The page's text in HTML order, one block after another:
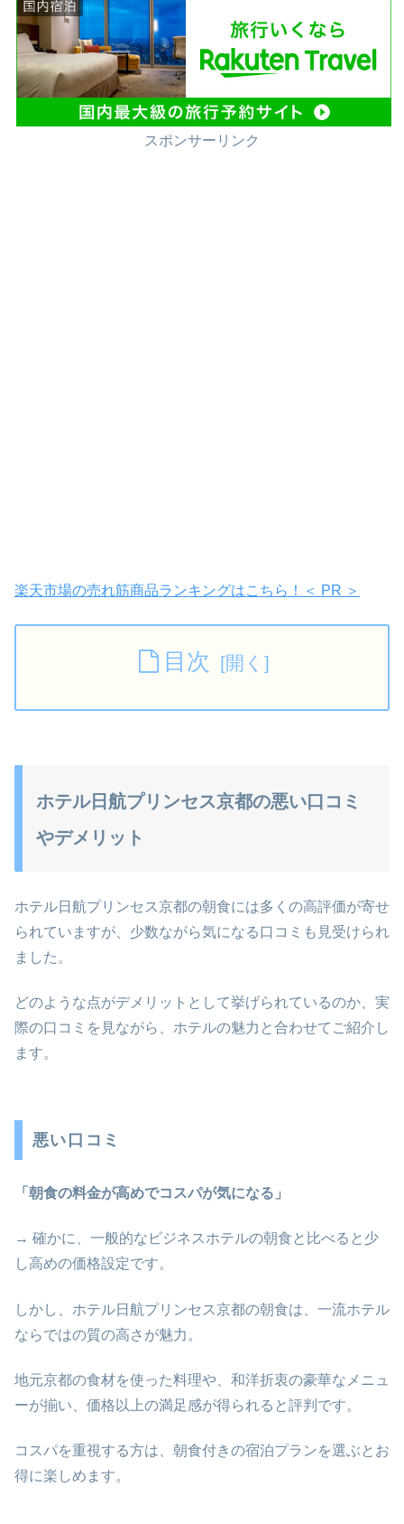
スポンサーリンク
楽天市場の売れ筋商品ランキングはこちら！＜ PR ＞
目次
ホテル日航プリンセス京都の悪い口コミ
やデメリット
ホテル日航プリンセス京都の朝食には多くの高評価が寄せ
られていますが、少数ながら気になる口コミも見受けられ
ました。
どのような点がデメリットとして挙げられているのか、実
際の口コミを見ながら、ホテルの魅力と合わせてご紹介し
ます。
悪い口コミ
「朝食の料金が高めでコスパが気になる」
→ 確かに、一般的なビジネスホテルの朝食と比べると少
し高めの価格設定です。
しかし、ホテル日航プリンセス京都の朝食は、一流ホテル
ならではの質の高さが魅力。
地元京都の食材を使った料理や、和洋折衷の豪華なメニュ
ーが揃い、価格以上の満足感が得られると評判です。
コスパを重視する方は、朝食付きの宿泊プランを選ぶとお
得に楽しめます。